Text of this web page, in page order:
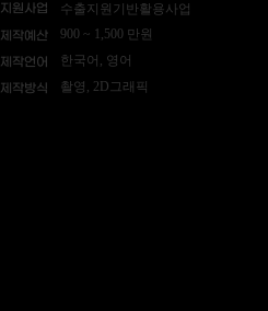
지원사업 수출지원기반활용사업
제작예산 900 ~ 1,500 만원
제작언어 한국어, 영어
제작방식 촬영, 2D그래픽